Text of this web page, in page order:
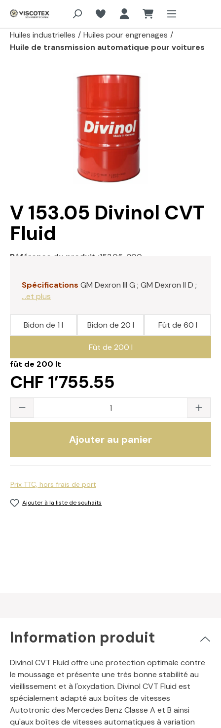
Aller au contenu principal
Huiles industrielles / Huiles pour engrenages /
Huile de transmission automatique pour voitures
Passer la galerie d'images
V 153.05 Divinol CVT
Fluid
Référence du produit :153.05-200
Spécifications GM Dexron III G ; GM Dexron II D ;
...et plus
fût de 200 lt
CHF 1’755.55
Bidon de 1 l Bidon de 20 l Fût de 60 l
Fût de 200 l
Quantité du produit : saisissez la valeur
Ajouter au panier
Prix TTC, hors frais de port
Ajouter à la liste de souhaits
Information produit
Divinol CVT Fluid offre une protection optimale contre
le moussage et présente une très bonne stabilité au
vieillissement et à l'oxydation. Divinol CVT Fluid est
spécialement adapté aux boîtes de vitesses
Autotronic des Mercedes Benz Classe A et B ainsi
qu'aux boîtes de vitesses automatiques à variation